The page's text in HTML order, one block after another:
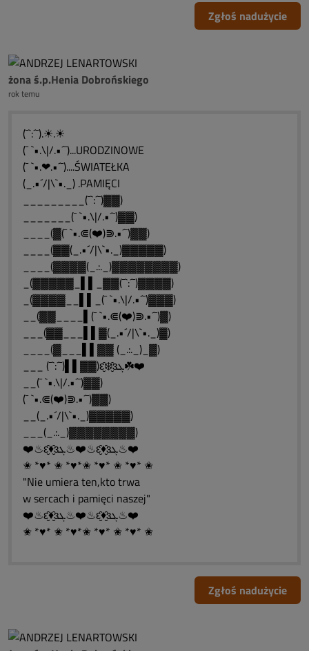
Zgłoś nadużycie
żona ś.p.Henia Dobrońskiego
rok temu
(¯`:´¯).☀.☀
(¯ `•.\|/.•´¯)...URODZINOWE
(¯ `•.❤.•´¯)....ŚWIATEŁKA
(_.•´/|\`•._) .PAMIĘCI
_________(¯`:´¯)▓▓)
_______(¯ `•.\|/.•´¯)▓▓)
____(▓(¯ `•.⋐(❤️)⋑.•´¯)▓▓)
____(▓▓(_.•´/|\`•._)▓▓▓▓▓)
____(▓▓▓▓(_.:._)▓▓▓▓▓▓▓▓)
_(▓▓▓▓▓_▌▌_▓▓(¯`:´¯)▓▓▓▓)
_(▓▓▓▓__▌▌_(¯ `•.\|/.•´¯)▓▓▓)
__(▓▓____▌(¯ `•.⋐(❤️)⋑.•´¯)▓)
___(▓▓___▌▌▓(_.•´/|\`•._)▓)
____(▓___▌▌▓▓ (_.:._)_▓)
___ (¯`:´¯)▌▌▓▓)ԑ̮̑❄️̮̑ɜܓ☘️❤️
__(¯ `•.\|/.•´¯)▓▓)
(¯ `•.⋐(❤️)⋑.•´¯)▓▓)
__(_.•´/|\`•._)▓▓▓▓▓)
___(_.:._)▓▓▓▓▓▓▓▓)
❤️♨ԑ̮̑♦̮̑ɜܓ♨❤️♨ԑ̮̑♦̮̑ɜܓ♨❤️
✬ *♥* ✬ *♥*✬ *♥* ✬ *♥* ✬
"Nie umiera ten,kto trwa
w sercach i pamięci naszej"
❤️♨ԑ̮̑♦̮̑ɜܓ♨❤️♨ԑ̮̑♦̮̑ɜܓ♨❤️
✬ *♥* ✬ *♥*✬ *♥* ✬ *♥* ✬
Zgłoś nadużycie